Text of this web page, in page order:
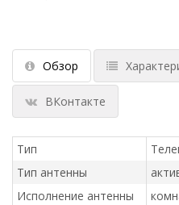
Обзор
ВКонтакте
Тип
Тип антенны
Исполнение антенны